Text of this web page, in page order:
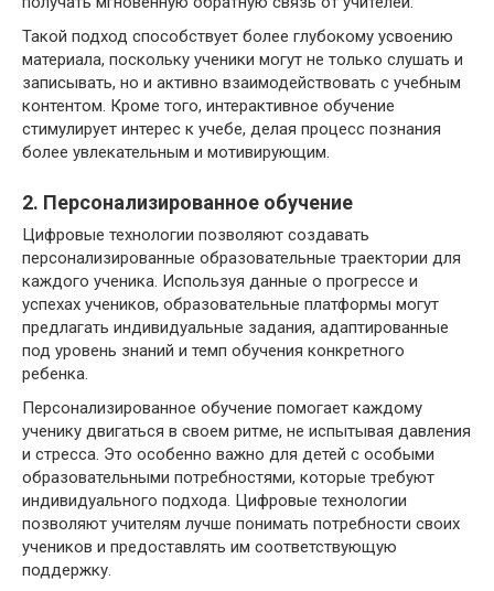
Такой подход способствует более глубокому усвоению
материала, поскольку ученики могут не только слушать и
записывать, но и активно взаимодействовать с учебным
контентом. Кроме того, интерактивное обучение
стимулирует интерес к учебе, делая процесс познания
более увлекательным и мотивирующим.
2. Персонализированное обучение
Цифровые технологии позволяют создавать
персонализированные образовательные траектории для
каждого ученика. Используя данные о прогрессе и
успехах учеников, образовательные платформы могут
предлагать индивидуальные задания, адаптированные
под уровень знаний и темп обучения конкретного
ребенка.
Персонализированное обучение помогает каждому
ученику двигаться в своем ритме, не испытывая давления
и стресса. Это особенно важно для детей с особыми
образовательными потребностями, которые требуют
индивидуального подхода. Цифровые технологии
позволяют учителям лучше понимать потребности своих
учеников и предоставлять им соответствующую
поддержку.